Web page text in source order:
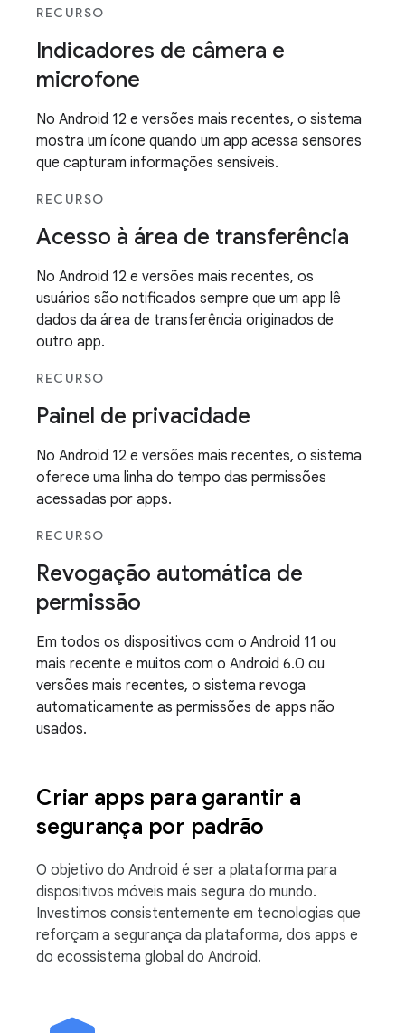
RECURSO
Indicadores de câmera e
microfone
No Android 12 e versões mais recentes, o sistema
mostra um ícone quando um app acessa sensores
que capturam informações sensíveis.
RECURSO
Acesso à área de transferência
No Android 12 e versões mais recentes, os
usuários são notificados sempre que um app lê
dados da área de transferência originados de
outro app.
RECURSO
Painel de privacidade
No Android 12 e versões mais recentes, o sistema
oferece uma linha do tempo das permissões
acessadas por apps.
RECURSO
Revogação automática de
permissão
Em todos os dispositivos com o Android 11 ou
mais recente e muitos com o Android 6.0 ou
versões mais recentes, o sistema revoga
automaticamente as permissões de apps não
usados.
Criar apps para garantir a
segurança por padrão
O objetivo do Android é ser a plataforma para
dispositivos móveis mais segura do mundo.
Investimos consistentemente em tecnologias que
reforçam a segurança da plataforma, dos apps e
do ecossistema global do Android.